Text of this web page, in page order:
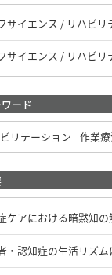
サイエンス / リハビリ
サイエンス / リハビ
ード
リテーション 作業
ケアにおける暗黙知の
・認知症の生活リズ